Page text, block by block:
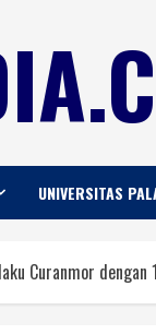
UNIVERSITAS
Curanmor